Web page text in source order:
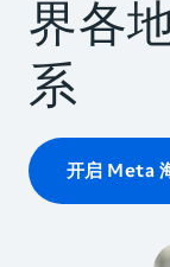
界各
系
开启 Meta